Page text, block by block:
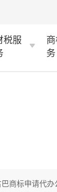
税服
务
商标申请代